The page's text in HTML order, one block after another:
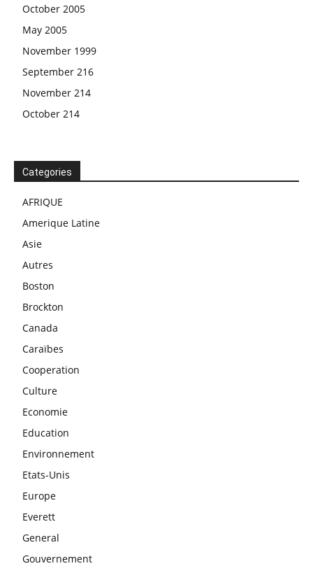
October 2005
May 2005
November 1999
September 216
November 214
October 214
Categories
AFRIQUE
Amerique Latine
Asie
Autres
Boston
Brockton
Canada
Caraïbes
Cooperation
Culture
Economie
Education
Environnement
Etats-Unis
Europe
Everett
General
Gouvernement